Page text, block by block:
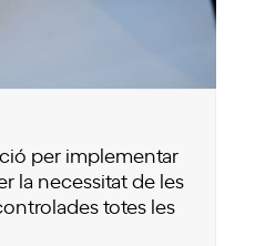
per implementar
la necessitat de les
totes les